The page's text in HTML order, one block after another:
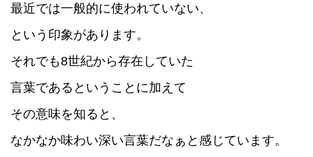
最近では一般的に使われていない、
という印象があります。
それでも8世紀から存在していた
言葉であるということに加えて
その意味を知ると、
なかなか味わい深い言葉だなぁと感じています。